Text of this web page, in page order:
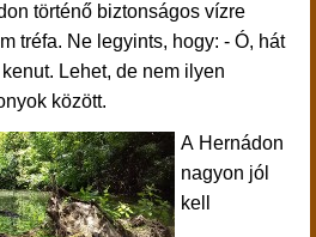
történő biztonságos vízre
tréfa. Ne legyints, hogy: - Ó, hát
Lehet, de nem ilyen
között.
A Hernádon
nagyon jól
kell